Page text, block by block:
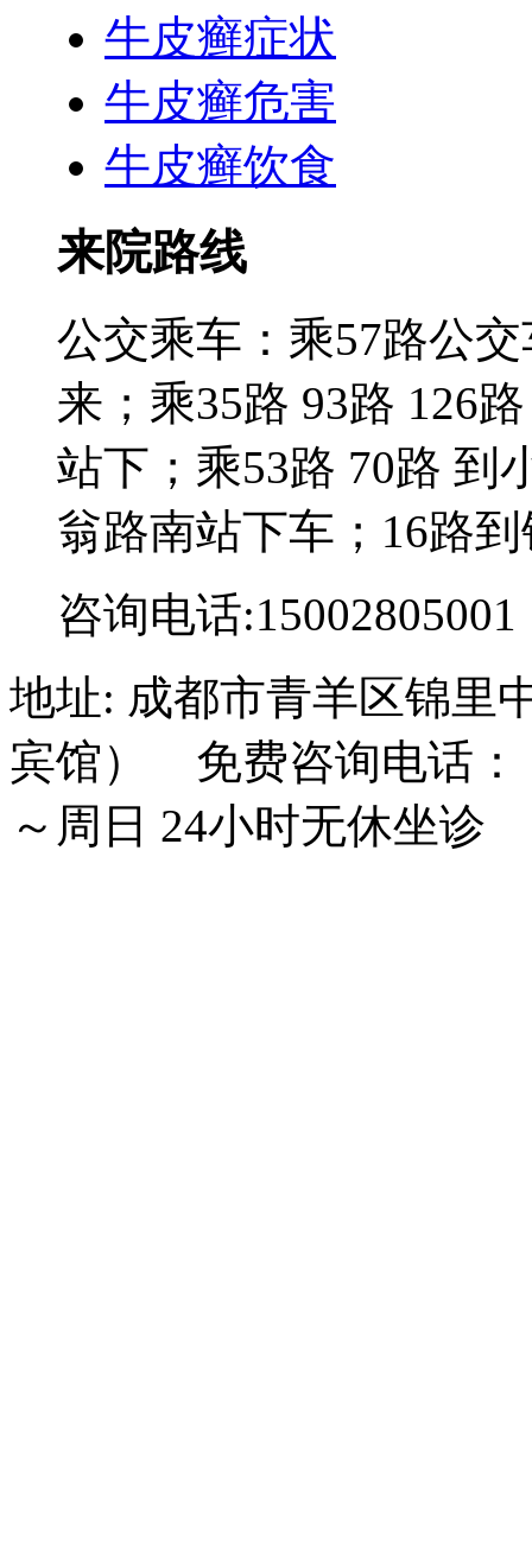
牛皮癣症状
牛皮癣危害
牛皮癣饮食
来院路线
公交乘车：乘57路公
来；乘35路 93路 126
站下；乘53路 70路 到
翁路南站下车；16路
咨询电话:15002805001
地址: 成都市青羊区锦里
宾馆） 免费咨询电话：
～周日 24小时无休坐诊